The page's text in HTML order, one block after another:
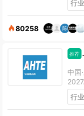
行
80258
推荐
中国
行